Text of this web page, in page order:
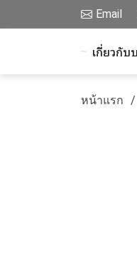
Email
เกี่ยวกับ
หน้าแรก